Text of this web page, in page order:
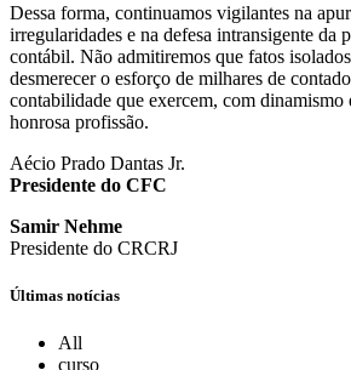
Dessa forma, continuamos vigilantes na
irregularidades e na defesa intransigente da
contábil. Não admitiremos que fatos
desmerecer o esforço de milhares de
contabilidade que exercem, com dinamismo
honrosa profissão.
Aécio Prado Dantas Jr.
Presidente do CFC
Samir Nehme
Presidente do CRCRJ
Últimas notícias
All
curso